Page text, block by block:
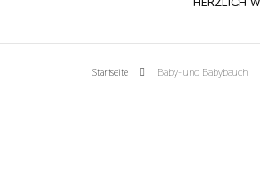
Startseite Baby- und Babybauch